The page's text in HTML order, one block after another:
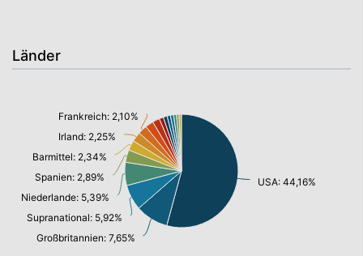
Länder
USA: 44,16%
Großbritannien: 7,65%
Supranational: 5,92%
Niederlande: 5,39%
Spanien: 2,89%
Barmittel: 2,34%
Irland: 2,25%
Frankreich: 2,10%